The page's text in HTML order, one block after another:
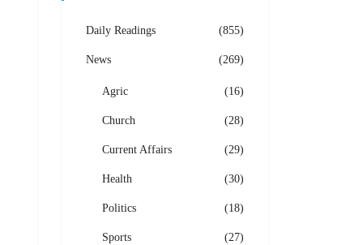
Daily Readings (855)
News (269)
Agric (16)
Church (28)
Current Affairs (29)
Health (30)
Politics (18)
Sports (27)